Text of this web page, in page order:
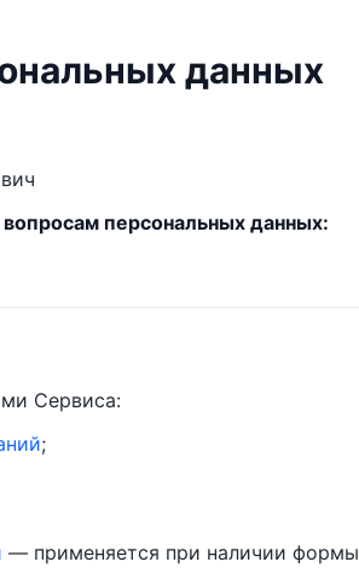
данных
персональных данных:
Сервиса:
;
— применяется при наличии формы